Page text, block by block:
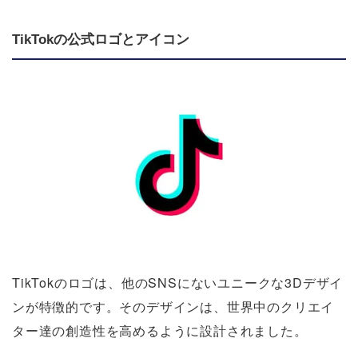
TikTokの公式ロゴとアイコン
TikTokのロゴは、他のSNSにないユニークな3Dデザイ
ンが特徴的です。そのデザインは、世界中のクリエイ
ター達の創造性を高めるように設計されました。